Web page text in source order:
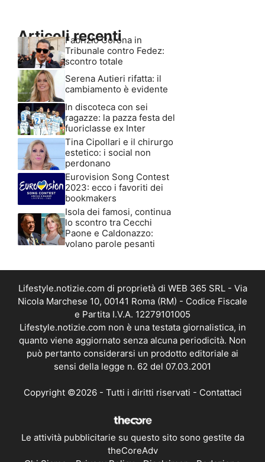
Articoli recenti
Fabrizio Corona in
Tribunale contro Fedez:
scontro totale
Serena Autieri rifatta: il
cambiamento è evidente
In discoteca con sei
ragazze: la pazza festa del
fuoriclasse ex Inter
Tina Cipollari e il chirurgo
estetico: i social non
perdonano
Eurovision Song Contest
2023: ecco i favoriti dei
bookmakers
Isola dei famosi, continua
lo scontro tra Cecchi
Paone e Caldonazzo:
volano parole pesanti
Lifestyle.notizie.com di proprietà di WEB 365 SRL - Via
Nicola Marchese 10, 00141 Roma (RM) - Codice Fiscale
e Partita I.V.A. 12279101005
Lifestyle.notizie.com non è una testata giornalistica, in
quanto viene aggiornato senza alcuna periodicità. Non
può pertanto considerarsi un prodotto editoriale ai
sensi della legge n. 62 del 07.03.2001
Copyright ©2026 - Tutti i diritti riservati - Contattaci
Le attività pubblicitarie su questo sito sono gestite da
theCoreAdv